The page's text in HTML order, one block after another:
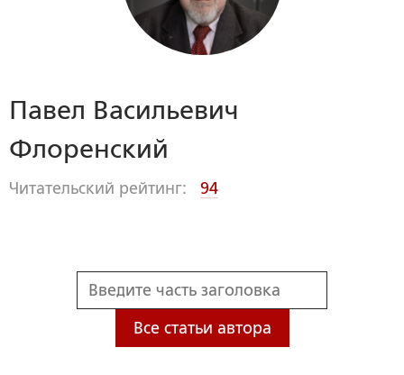
Павел Васильевич
Флоренский
Читательский рейтинг: 94
Все статьи автора